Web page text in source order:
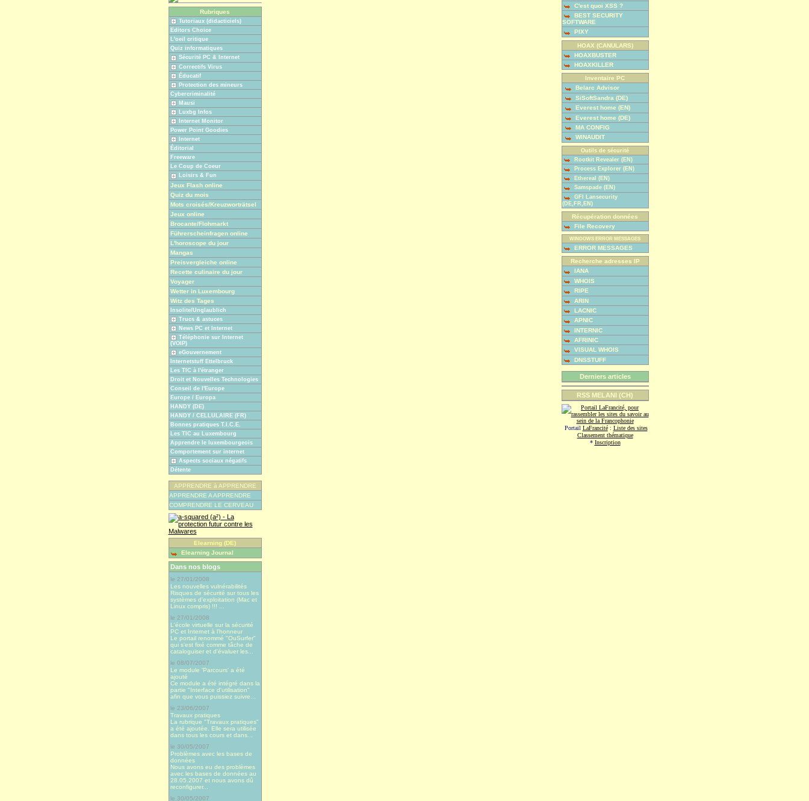
Rubriques
Tutoriaux (didacticiels)
Editors Choice
L'oeil critique
Quiz informatiques
Sécurité PC & Internet
Correctifs Virus
Éducatif
Protection des mineurs
Cybercriminalité
Mausi
Luxbg Infos
Internet Monitor
Power Point Goodies
Internet
Éditorial
Freeware
Le Coup de Coeur
Loisirs & Fun
Jeux Flash online
Quiz du mois
Mots croisés/Kreuzworträtsel
Jeux online
Brocante/Flohmarkt
Führerscheinfragen online
L'horoscope du jour
Mangas
Preisvergleiche online
Recette culinaire du jour
Voyager
Wetter in Luxembourg
Witz des Tages
Insolite/Unglaublich
Trucs & astuces
News PC et Internet
Téléphonie sur Internet
(VOIP)
eGouvernement
Internetstuff Ettelbruck
Les TIC à l'étranger
Droit et Nouvelles Technologies
Conseil de l'Europe
Europe / Europa
HANDY (DE)
HANDY / CELLULAIRE (FR)
Bonnes pratiques T.I.C.E.
Les TIC au Luxembourg
Apprendre le luxembourgeois
Comportement sur internet
Aspects sociaux négatifs
Détente
APPRENDRE à APPRENDRE
APPRENDRE A APPRENDRE
COMPRENDRE LE CERVEAU
Elearning (DE)
Elearning Journal
Dans nos blogs
le 27/01/2008
Les nouvelles vulnérabilités
Risques de sécurité sur tous les
systèmes d'exploitation (Mac et
Linux compris) !!! ...
le 27/01/2008
L'école virtuelle sur la sécurité
PC et Internet à l'honneur
Le portail renommé "OuSurfer"
qui s'est fixé comme tâche de
cataloguiser et d'évaluer les...
le 08/07/2007
Le module 'Parcours' a été
ajouté
Ce module a été intégré dans la
partie "Interface d'utilisation"
afin que vous puissiez suivre...
le 23/06/2007
Travaux pratiques
La rubrique "Travaux pratiques"
a été ajoutée. Elle sera utilisée
dans tous les cours et dans...
le 30/05/2007
Problèmes avec les bases de
données
Nous avons eu des problèmes
avec les bases de données au
28.05.2007 et nous avons dû
reconfigurer...
le 30/05/2007
C'est quoi XSS ?
BEST SECURITY
SOFTWARE
PIXY
HOAX (CANULARS)
HOAXBUSTER
HOAXKILLER
Inventaire PC
Belarc Advisor
SiSoftSandra (DE)
Everest home (EN)
Everest home (DE)
MA CONFIG
WINAUDIT
Outils de sécurité
Rootkit Revealer (EN)
Process Explorer (EN)
Ethereal (EN)
Samspade (EN)
GFI Lansecurity
(DE,FR,EN)
Récupération données
File Recovery
WINDOWS ERROR MESSAGES
ERROR MESSAGES
Recherche adresses IP
IANA
WHOIS
RIPE
ARIN
LACNIC
APNIC
INTERNIC
AFRINIC
VISUAL WHOIS
DNSSTUFF
Derniers articles
RSS MELANI (CH)
Portail LaFrancité: Liste des sites
Classement thématique
* Inscription